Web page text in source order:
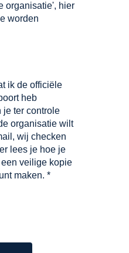
organisatie', hier
worden
ik de officiële
heb
je ter controle
organisatie wilt
, wij checken
lees je hoe je
een veilige kopie
maken. *